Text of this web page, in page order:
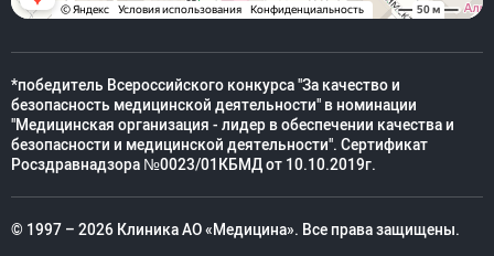
*победитель Всероссийского конкурса "За качество и
безопасность медицинской деятельности" в номинации
"Медицинская организация - лидер в обеспечении качества и
безопасности и медицинской деятельности". Сертификат
Росздравнадзора №0023/01КБМД от 10.10.2019г.
© 1997 – 2026 Клиника АО «Медицина». Все права защищены.